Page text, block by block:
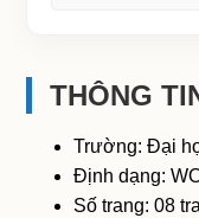
THÔNG
Trường: Đại
Định dạng:
Số trang: 08